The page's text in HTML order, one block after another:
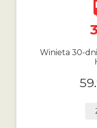
Winieta 30-